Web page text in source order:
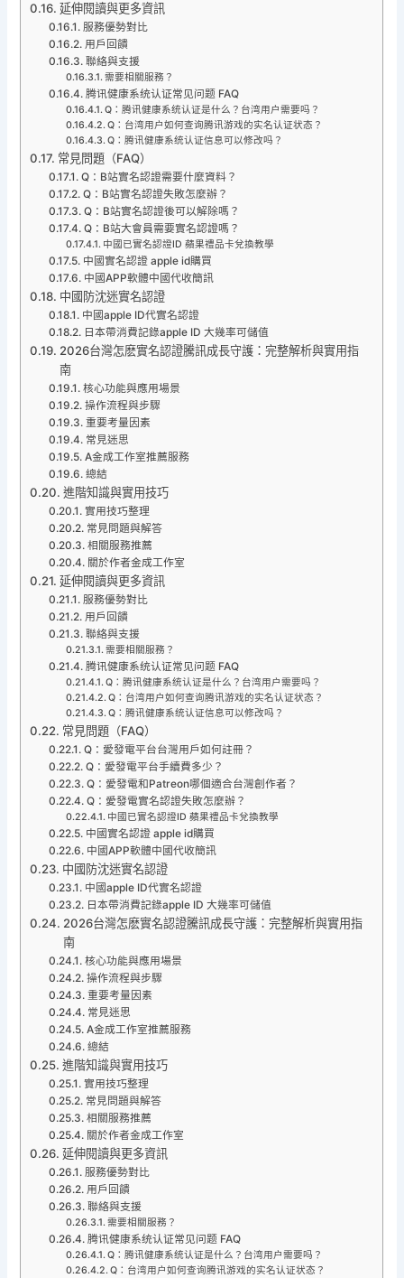
延伸閱讀與更多資訊
服務優勢對比
用戶回饋
聯絡與支援
需要相關服務？
腾讯健康系统认证常见问题 FAQ
Q：腾讯健康系统认证是什么？台湾用户需要吗？
Q：台湾用户如何查询腾讯游戏的实名认证状态？
Q：腾讯健康系统认证信息可以修改吗？
常見問題（FAQ）
Q：B站實名認證需要什麼資料？
Q：B站實名認證失敗怎麼辦？
Q：B站實名認證後可以解除嗎？
Q：B站大會員需要實名認證嗎？
中國已實名認證ID 蘋果禮品卡兌換教學
中國實名認證 apple id購買
中國APP軟體中國代收簡訊
中國防沈迷實名認證
中國apple ID代實名認證
日本帶消費記錄apple ID 大幾率可儲值
2026台灣怎麽實名認證騰訊成長守護：完整解析與實用指
南
核心功能與應用場景
操作流程與步驟
重要考量因素
常見迷思
A金成工作室推薦服務
總結
進階知識與實用技巧
實用技巧整理
常見問題與解答
相關服務推薦
關於作者金成工作室
延伸閱讀與更多資訊
服務優勢對比
用戶回饋
聯絡與支援
需要相關服務？
腾讯健康系统认证常见问题 FAQ
Q：腾讯健康系统认证是什么？台湾用户需要吗？
Q：台湾用户如何查询腾讯游戏的实名认证状态？
Q：腾讯健康系统认证信息可以修改吗？
常見問題（FAQ）
Q：愛發電平台台灣用戶如何註冊？
Q：愛發電平台手續費多少？
Q：愛發電和Patreon哪個適合台灣創作者？
Q：愛發電實名認證失敗怎麼辦？
中國已實名認證ID 蘋果禮品卡兌換教學
中國實名認證 apple id購買
中國APP軟體中國代收簡訊
中國防沈迷實名認證
中國apple ID代實名認證
日本帶消費記錄apple ID 大幾率可儲值
2026台灣怎麽實名認證騰訊成長守護：完整解析與實用指
南
核心功能與應用場景
操作流程與步驟
重要考量因素
常見迷思
A金成工作室推薦服務
總結
進階知識與實用技巧
實用技巧整理
常見問題與解答
相關服務推薦
關於作者金成工作室
延伸閱讀與更多資訊
服務優勢對比
用戶回饋
聯絡與支援
需要相關服務？
腾讯健康系统认证常见问题 FAQ
Q：腾讯健康系统认证是什么？台湾用户需要吗？
Q：台湾用户如何查询腾讯游戏的实名认证状态？